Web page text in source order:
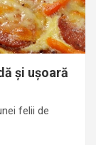
și ușoară
felii de